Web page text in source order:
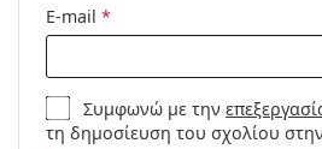
E-mail *
Συμφωνώ με την
τη δημοσίευση του σχολίου